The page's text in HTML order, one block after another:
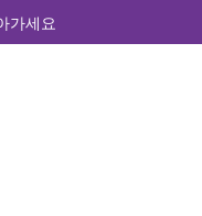
가세요